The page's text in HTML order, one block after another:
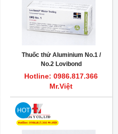
Thuốc thử Aluminium No.1 /
No.2 Lovibond
Hotline: 0986.817.366
Mr.Việt
HOT